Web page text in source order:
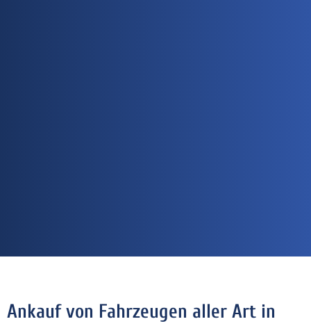
Ankauf von Fahrzeugen aller Art in